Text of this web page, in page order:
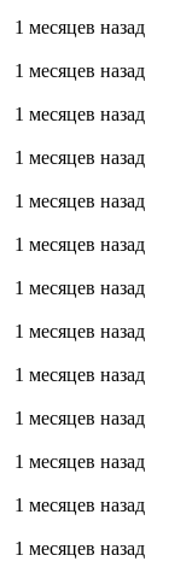
1 месяцев назад
1 месяцев назад
1 месяцев назад
1 месяцев назад
1 месяцев назад
1 месяцев назад
1 месяцев назад
1 месяцев назад
1 месяцев назад
1 месяцев назад
1 месяцев назад
1 месяцев назад
1 месяцев назад